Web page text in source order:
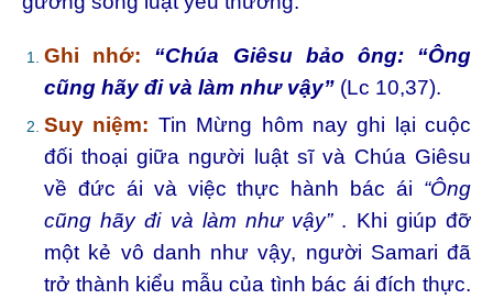
Ghi nhớ:
“Chúa Giêsu bảo ông: “Ông
cũng hãy đi và làm như vậy” (Lc 10,37).
Suy niệm: Tin Mừng hôm nay ghi lại cuộc
đối thoại giữa người luật sĩ và Chúa Giêsu
về đức ái và việc thực hành bác ái “Ông
cũng hãy đi và làm như vậy”. Khi giúp đỡ
một kẻ vô danh như vậy, người Samari đã
trở thành kiểu mẫu của tình bác ái đích thực.